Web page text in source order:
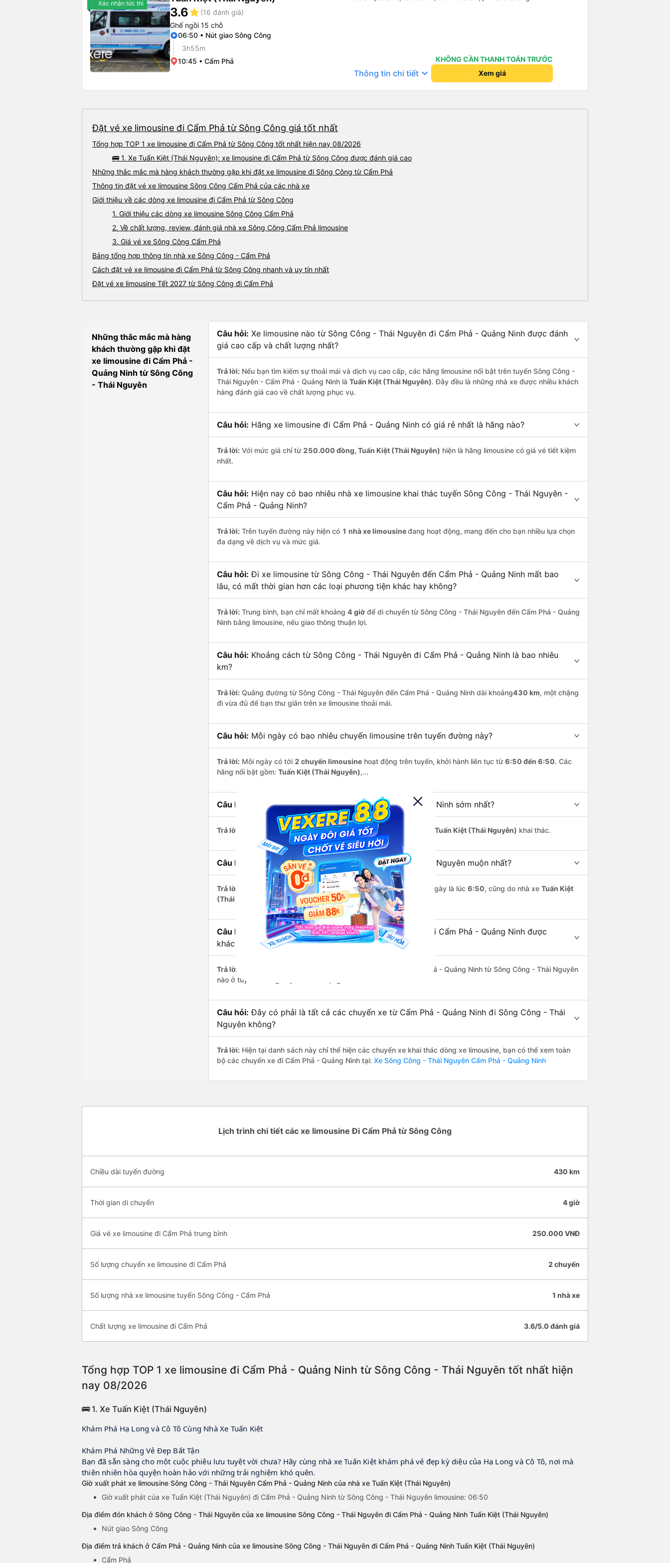
Xác nhận tức thì
3.6star (16 đánh giá)
Ghế ngồi 15 chỗ
06:50 • Nút giao Sông Công
3h55m
10:45 • Cẩm Phả
KHÔNG CẦN THANH TOÁN TRƯỚC
Thông tin chi tiết keyboard_arrow_down Xem giá
Đặt vé xe limousine đi Cẩm Phả từ Sông Công giá tốt nhất
Tổng hợp TOP 1 xe limousine đi Cẩm Phả từ Sông Công tốt nhất hiện nay 08/2026
🚌 1. Xe Tuấn Kiệt (Thái Nguyên): xe limousine đi Cẩm Phả từ Sông Công được đánh giá cao
Những thắc mắc mà hàng khách thường gặp khi đặt xe limousine đi Sông Công từ Cẩm Phả
Thông tin đặt vé xe limousine Sông Công Cẩm Phả của các nhà xe
Giới thiệu về các dòng xe limousine đi Cẩm Phả từ Sông Công
1. Giới thiệu các dòng xe limousine Sông Công Cẩm Phả
2. Về chất lượng, review, đánh giá nhà xe Sông Công Cẩm Phả limousine
3. Giá vé xe Sông Công Cẩm Phả
Bảng tổng hợp thông tin nhà xe Sông Công - Cẩm Phả
Cách đặt vé xe limousine đi Cẩm Phả từ Sông Công nhanh và uy tín nhất
Đặt vé xe limousine Tết 2027 từ Sông Công đi Cẩm Phả
Những thắc mắc mà hàng
khách thường gặp khi đặt
xe limousine đi Cẩm Phả -
Quảng Ninh từ Sông Công
- Thái Nguyên
Câu hỏi: Xe limousine nào từ Sông Công - Thái Nguyên đi Cẩm Phả - Quảng Ninh được đánh
giá cao cấp và chất lượng nhất?
Trả lời: Nếu bạn tìm kiếm sự thoải mái và dịch vụ cao cấp, các hãng limousine nổi bật trên tuyến Sông Công -
Thái Nguyên - Cẩm Phả - Quảng Ninh là Tuấn Kiệt (Thái Nguyên). Đây đều là những nhà xe được nhiều khách
hàng đánh giá cao về chất lượng phục vụ.
Câu hỏi: Hãng xe limousine đi Cẩm Phả - Quảng Ninh có giá rẻ nhất là hãng nào?
Trả lời: Với mức giá chỉ từ 250.000 đồng, Tuấn Kiệt (Thái Nguyên) hiện là hãng limousine có giá vé tiết kiệm
nhất.
Câu hỏi: Hiện nay có bao nhiêu nhà xe limousine khai thác tuyến Sông Công - Thái Nguyên -
Cẩm Phả - Quảng Ninh?
Trả lời: Trên tuyến đường này hiện có 1 nhà xelimousineđang hoạt động, mang đến cho bạn nhiều lựa chọn
đa dạng về dịch vụ và mức giá.
Câu hỏi: Đi xe limousine từ Sông Công - Thái Nguyên đến Cẩm Phả - Quảng Ninh mất bao
lâu, có mất thời gian hơn các loại phương tiện khác hay không?
Trả lời: Trung bình, bạn chỉ mất khoảng 4 giờ để di chuyển từ Sông Công - Thái Nguyên đến Cẩm Phả - Quảng
Ninh bằng limousine, nếu giao thông thuận lợi.
Câu hỏi: Khoảng cách từ Sông Công - Thái Nguyên đi Cẩm Phả - Quảng Ninh là bao nhiêu
km?
Trả lời: Quãng đường từ Sông Công - Thái Nguyên đến Cẩm Phả - Quảng Ninh dài khoảng430 km, một chặng
đi vừa đủ để bạn thư giãn trên xe limousine thoải mái.
Câu hỏi: Mỗi ngày có bao nhiêu chuyến limousine trên tuyến đường này?
Trả lời: Mỗi ngày có tới 2 chuyến limousine hoạt động trên tuyến, khởi hành liên tục từ 6:50 đến 6:50. Các
hãng nổi bật gồm: Tuấn Kiệt (Thái Nguyên),...
Câu hỏi: Xe limousine nào khởi hành từ Cẩm Phả - Quảng Ninh sớm nhất?
Trả lời: Chuyến limousine sớm nhất khởi hành lúc , do nhà xe Tuấn Kiệt (Thái Nguyên) khai thác.
Câu hỏi: Xe limousine nào khởi hành từ Sông Công - Thái Nguyên muộn nhất?
Trả lời: Nếu bạn muốn đi chuyến muộn, lựa chọn cuối cùng trong ngày là lúc 6:50, cũng do nhà xe Tuấn Kiệt
(Thái Nguyên) vận hành.
Câu hỏi:
Xe limousine nào từ Sông Công - Thái Nguyên đi Cẩm Phả - Quảng Ninh được
khách hàng đánh giá tốt nhất?
Trả lời:
Tạm thời chưa đủ review để đánh giá có nhà xe đi Cẩm Phả - Quảng Ninh từ Sông Công - Thái Nguyên
nào ở tuyến đường này có chất lượng xuất sắc.
Câu hỏi: Đây có phải là tất cả các chuyến xe từ Cẩm Phả - Quảng Ninh đi Sông Công - Thái
Nguyên không?
Trả lời: Hiện tại danh sách này chỉ thể hiện các chuyến xe khai thác dòng xe limousine, bạn có thể xem toàn
bộ các chuyến xe đi Cẩm Phả - Quảng Ninh tại: Xe Sông Công - Thái Nguyên Cẩm Phả - Quảng Ninh
Lịch trình chi tiết các xe limousine Đi Cẩm Phả từ Sông Công
Chiều dài tuyến đường 430 km
Thời gian di chuyển 4 giờ
Giá vé xe limousine đi Cẩm Phả trung bình 250.000 VNĐ
Số lượng chuyến xe limousine đi Cẩm Phả 2 chuyến
Số lượng nhà xe limousine tuyến Sông Công - Cẩm Phả 1 nhà xe
Chất lượng xe limousine đi Cẩm Phả 3.6/5.0 đánh giá
Tổng hợp TOP 1 xe limousine đi Cẩm Phả - Quảng Ninh từ Sông Công - Thái Nguyên tốt nhất hiện
nay 08/2026
🚌 1. Xe Tuấn Kiệt (Thái Nguyên)
Khám Phá Hạ Long và Cô Tô Cùng Nhà Xe Tuấn Kiệt
Khám Phá Những Vẻ Đẹp Bất Tận
Bạn đã sẵn sàng cho một cuộc phiêu lưu tuyệt vời chưa? Hãy cùng nhà xe Tuấn Kiệt khám phá vẻ đẹp kỳ diệu của Hạ Long và Cô Tô, nơi mà
thiên nhiên hòa quyện hoàn hảo với những trải nghiệm khó quên.
Giờ xuất phát xe limousine Sông Công - Thái Nguyên Cẩm Phả - Quảng Ninh của nhà xe Tuấn Kiệt (Thái Nguyên)
Giờ xuất phát của xe Tuấn Kiệt (Thái Nguyên) đi Cẩm Phả - Quảng Ninh từ Sông Công - Thái Nguyên limousine: 06:50
Địa điểm đón khách ở Sông Công - Thái Nguyên của xe limousine Sông Công - Thái Nguyên đi Cẩm Phả - Quảng Ninh Tuấn Kiệt (Thái Nguyên)
Nút giao Sông Công
Địa điểm trả khách ở Cẩm Phả - Quảng Ninh của xe limousine Sông Công - Thái Nguyên đi Cẩm Phả - Quảng Ninh Tuấn Kiệt (Thái Nguyên)
Cẩm Phả